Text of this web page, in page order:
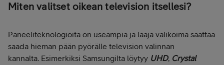
Miten valitset oikean television itsellesi?
Paneeliteknologioita on useampia ja laaja valikoima saattaa
saada hieman pään pyörälle television valinnan
kannalta. Esimerkiksi Samsungilta löytyy UHD, Crystal